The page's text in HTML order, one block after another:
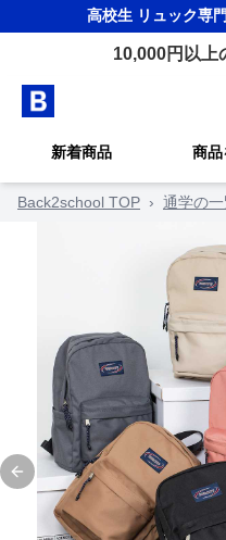
高校生 リュック専
10,000円以上
新着商品 商品
Back2school TOP › 通学の一
Previous slide